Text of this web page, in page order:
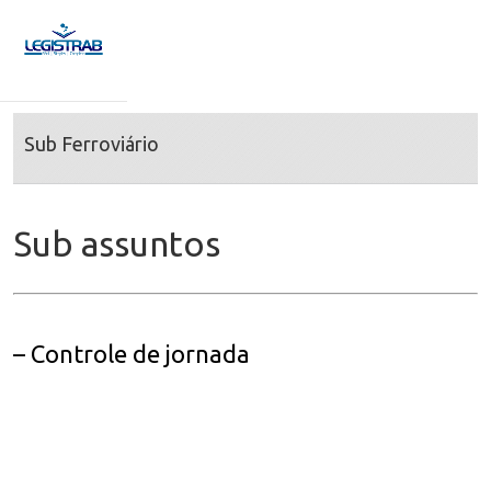
Sub Ferroviário
Sub assuntos
– Controle de jornada